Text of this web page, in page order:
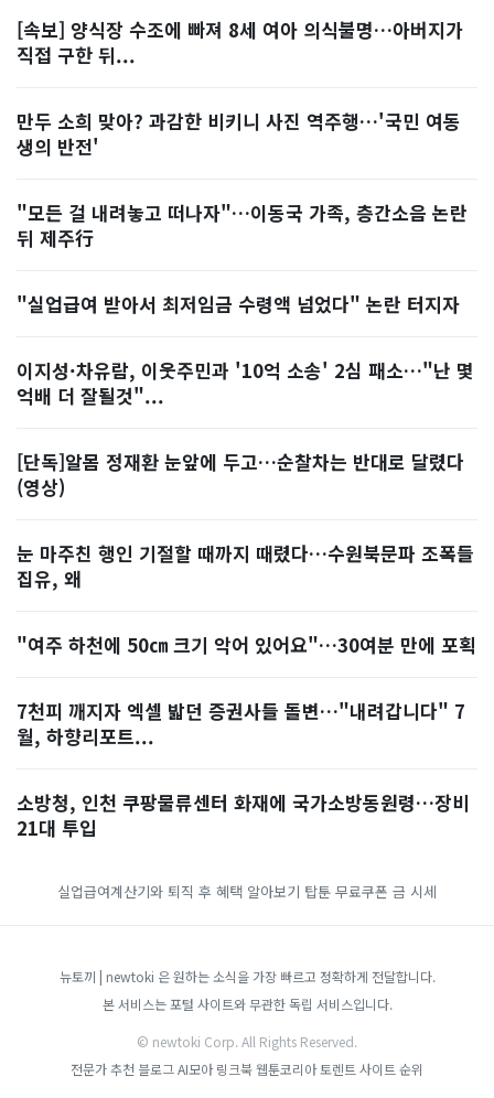
[속보] 양식장 수조에 빠져 8세 여아 의식불명…아버지가
직접 구한 뒤...
만두 소희 맞아? 과감한 비키니 사진 역주행…'국민 여동
생의 반전'
"모든 걸 내려놓고 떠나자"…이동국 가족, 층간소음 논란
뒤 제주行
"실업급여 받아서 최저임금 수령액 넘었다" 논란 터지자
이지성·차유람, 이웃주민과 '10억 소송' 2심 패소…"난 몇
억배 더 잘될것"...
[단독]알몸 정재환 눈앞에 두고…순찰차는 반대로 달렸다
(영상)
눈 마주친 행인 기절할 때까지 때렸다…수원북문파 조폭들
집유, 왜
"여주 하천에 50㎝ 크기 악어 있어요"…30여분 만에 포획
7천피 깨지자 엑셀 밟던 증권사들 돌변…"내려갑니다" 7
월, 하향리포트...
소방청, 인천 쿠팡물류센터 화재에 국가소방동원령…장비
21대 투입
실업급여계산기와 퇴직 후 혜택 알아보기 탑툰 무료쿠폰 금 시세
뉴토끼 | newtoki 은 원하는 소식을 가장 빠르고 정확하게 전달합니다.
본 서비스는 포털 사이트와 무관한 독립 서비스입니다.
© newtoki Corp. All Rights Reserved.
전문가 추천 블로그AI모아 링크북웹툰코리아토렌트 사이트 순위